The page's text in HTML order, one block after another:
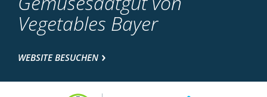
Vegetables Bayer
WEBSITE BESUCHEN